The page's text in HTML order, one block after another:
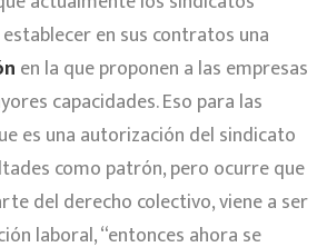
en sus contratos una
en la que proponen a las empresas
capacidades. Eso para las
es una autorización del sindicato
como patrón, pero ocurre que
del derecho colectivo, viene a ser
laboral, “entonces ahora se